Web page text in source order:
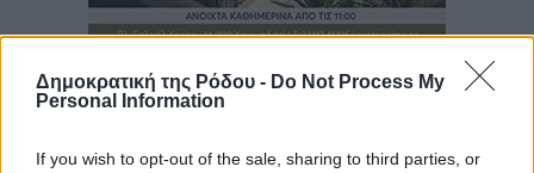
Δημοκρατική της Ρόδου - Do Not Process My
Personal Information
If you wish to opt-out of the sale, sharing to third parties, or